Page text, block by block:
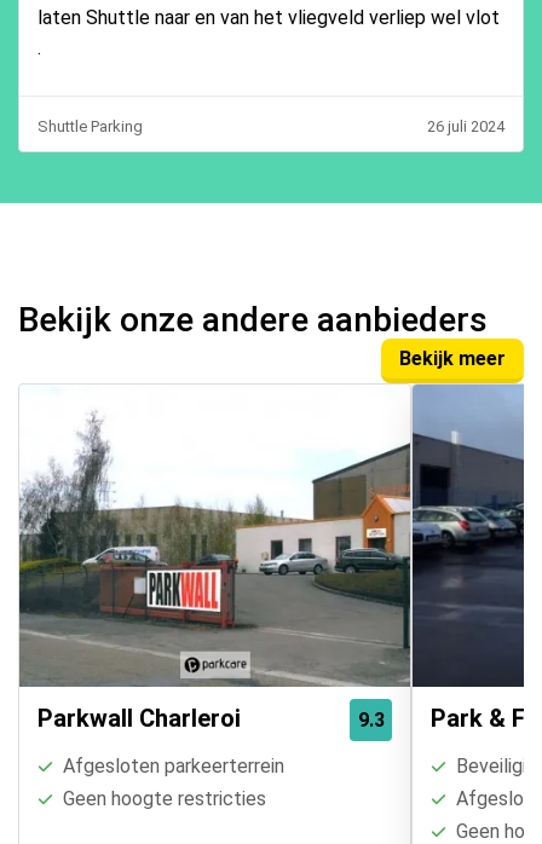
laten Shuttle naar en van het vliegveld verliep wel vlot
.
Shuttle Parking 26 juli 2024
Bekijk onze andere aanbieders
Bekijk meer
9.3
Parkwall Charleroi
Afgesloten parkeerterrein
Geen hoogte restricties
Park &
Geen